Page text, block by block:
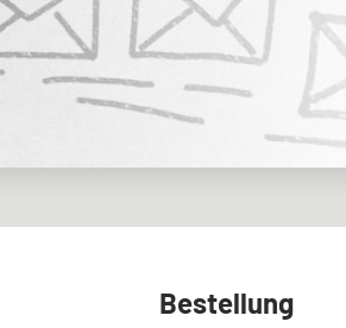
Bestellung